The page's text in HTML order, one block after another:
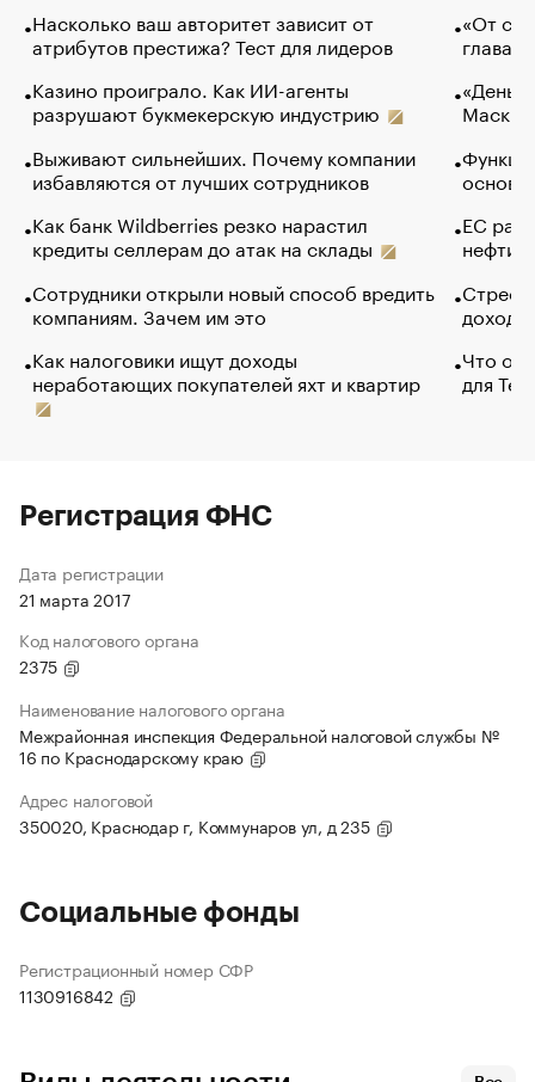
Насколько ваш авторитет зависит от
атрибутов престижа? Тест для лидеров
Казино проиграло. Как ИИ-агенты
разрушают букмекерскую индустрию
Выживают сильнейших. Почему компании
избавляются от лучших сотрудников
Как банк Wildberries резко нарастил
кредиты селлерам до атак на склады
Сотрудники открыли новый способ вредить
компаниям. Зачем им это
Как налоговики ищут доходы
неработающих покупателей яхт и квартир
«От
глава
Маск в
основ
ЕС
нефти
Что
для
Регистрация ФНС
Дата регистрации
21 марта 2017
Код налогового органа
2375
Наименование налогового органа
Межрайонная инспекция Федеральной налоговой службы №
16 по Краснодарскому краю
Адрес налоговой
350020, Краснодар г, Коммунаров ул, д 235
Социальные фонды
Регистрационный номер СФР
1130916842